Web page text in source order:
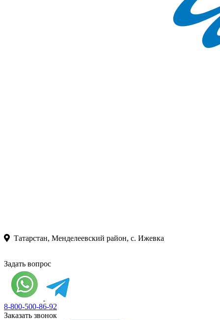
Татарстан, Менделеевский район, с. Ижевка
Задать вопрос
8-800-500-86-92
Заказать звонок